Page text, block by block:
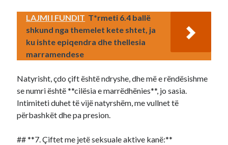
LAJMI I FUNDIT T*rmeti 6.4 ballë
shkund nga themelet kete shtet, ja
ku ishte epiqendra dhe thellesia
marramendese
Natyrisht, çdo çift është ndryshe, dhe më e rëndësishme
se numri është **cilësia e marrëdhënies**, jo sasia.
Intimiteti duhet të vijë natyrshëm, me vullnet të
përbashkët dhe pa presion.
## **7. Çiftet me jetë seksuale aktive kanë:**